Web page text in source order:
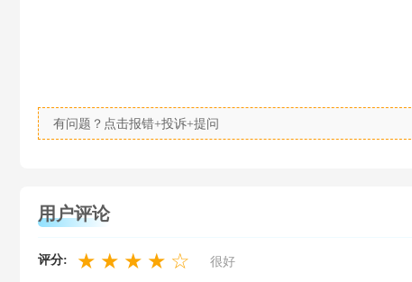
有问题？点击报错+投诉+提问
用户评论
评分: ★ ★ ★ ★ ☆ 很好